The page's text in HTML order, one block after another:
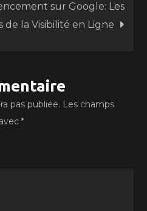
sur Google: Les
de la Visibilité en Ligne
pas publiée. Les champs
*